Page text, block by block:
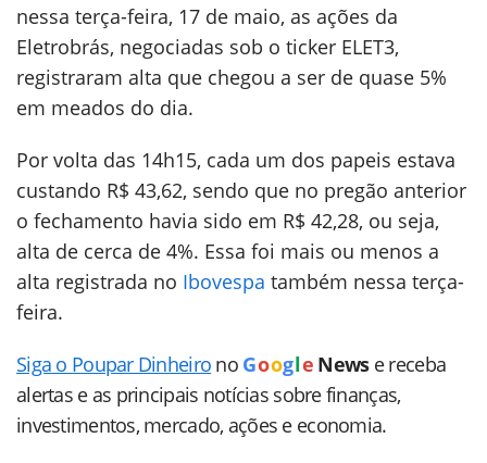
nessa terça-feira, 17 de maio, as ações da
Eletrobrás, negociadas sob o ticker ELET3,
registraram alta que chegou a ser de quase 5%
em meados do dia.
Por volta das 14h15, cada um dos papeis estava
custando R$ 43,62, sendo que no pregão anterior
o fechamento havia sido em R$ 42,28, ou seja,
alta de cerca de 4%. Essa foi mais ou menos a
alta registrada no Ibovespa também nessa terça-
feira.
Siga o Poupar Dinheiro no Goog le News e receba
alertas e as principais notícias sobre finanças,
investimentos, mercado, ações e economia.